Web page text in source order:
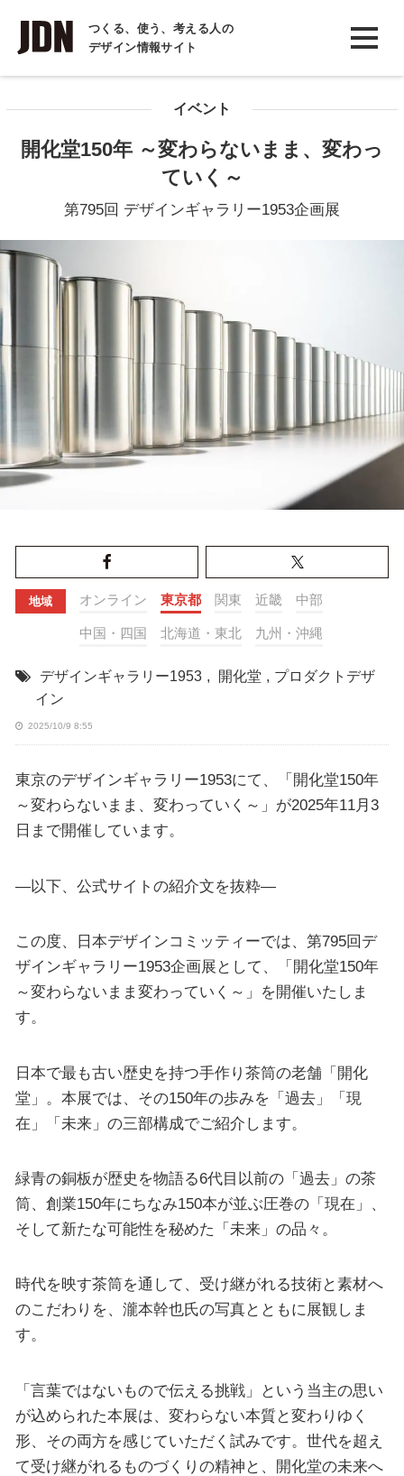
つくる、使う、考える人の
デザイン情報サイト
INTERVIEW
インタビュー
イベント
開化堂150年 ～変わらないまま、変わっ
ていく～
第795回 デザインギャラリー1953企画展
地域 オンライン 東京都 関東 近畿 中部
中国・四国 北海道・東北 九州・沖縄
デザインギャラリー1953 , 開化堂 , プロダクトデザ
イン
2025/10/9 8:55
東京のデザインギャラリー1953にて、「開化堂150年
～変わらないまま、変わっていく～」が2025年11月3
日まで開催しています。
—以下、公式サイトの紹介文を抜粋—
この度、日本デザインコミッティーでは、第795回デ
ザインギャラリー1953企画展として、「開化堂150年
～変わらないまま変わっていく～」を開催いたしま
す。
日本で最も古い歴史を持つ手作り茶筒の老舗「開化
堂」。本展では、その150年の歩みを「過去」「現
在」「未来」の三部構成でご紹介します。
緑青の銅板が歴史を物語る6代目以前の「過去」の茶
筒、創業150年にちなみ150本が並ぶ圧巻の「現在」、
そして新たな可能性を秘めた「未来」の品々。
時代を映す茶筒を通して、受け継がれる技術と素材へ
のこだわりを、瀧本幹也氏の写真とともに展観しま
す。
「言葉ではないもので伝える挑戦」という当主の思い
が込められた本展は、変わらない本質と変わりゆく
形、その両方を感じていただく試みです。世代を超え
て受け継がれるものづくりの精神と、開化堂の未来へ